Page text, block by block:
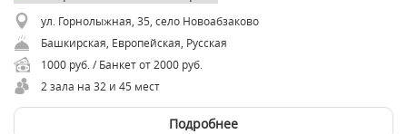
ул. Горнолыжная, 35, село Новоабзаково
Башкирская, Европейская, Русская
1000 руб. / Банкет от 2000 руб.
2 зала на 32 и 45 мест
Подробнее